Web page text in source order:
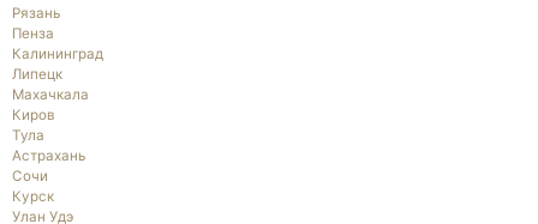
Рязань
Пенза
Калининград
Липецк
Махачкала
Киров
Тула
Астрахань
Сочи
Курск
Улан Удэ